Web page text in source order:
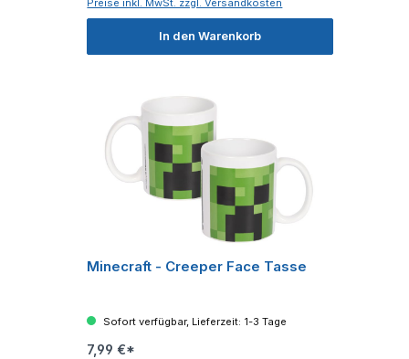
Preise inkl. MwSt. zzgl. Versandkosten
In den Warenkorb
Minecraft - Creeper Face Tasse
Sofort verfügbar, Lieferzeit: 1-3 Tage
7,99 €*